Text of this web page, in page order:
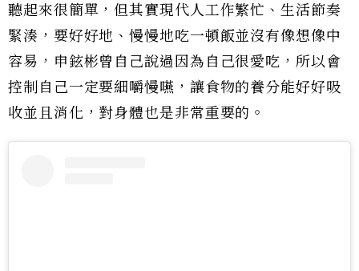
聽起來很簡單，但其實現代人工作繁忙、生活節奏
緊湊，要好好地、慢慢地吃一頓飯並沒有像想像中
容易，申鉉彬曾自己說過因為自己很愛吃，所以會
控制自己一定要細嚼慢嚥，讓食物的養分能好好吸
收並且消化，對身體也是非常重要的。